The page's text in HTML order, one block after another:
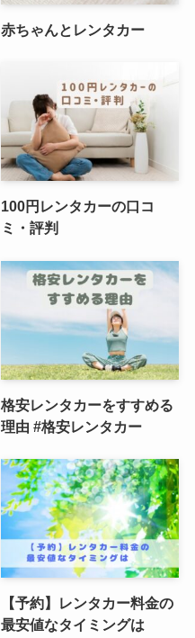
赤ちゃんとレンタカー
100円レンタカーの口コ
ミ・評判
格安レンタカーをすすめる
理由 #格安レンタカー
【予約】レンタカー料金の
最安値なタイミングは